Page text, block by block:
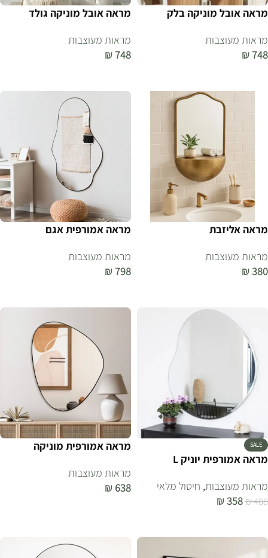
מראה אובל מוניקה בלק
מראות מעוצבות
₪748
מראה אובל מוניקה גולד
מראות מעוצבות
₪748
מראה אליזבת
מראות מעוצבות
₪380
מראה אמורפית אגם
מראות מעוצבות
₪798
SALE
מראה אמורפית יוניק L
מראות מעוצבות, חיסול מלאי
₪488
₪358
מראה אמורפית מוניקה
מראות מעוצבות
₪ 638